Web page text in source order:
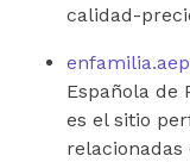
calidad-
Española de
es el sitio